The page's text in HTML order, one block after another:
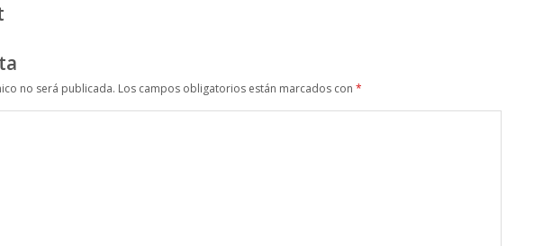
no será publicada. Los campos obligatorios están marcados con *